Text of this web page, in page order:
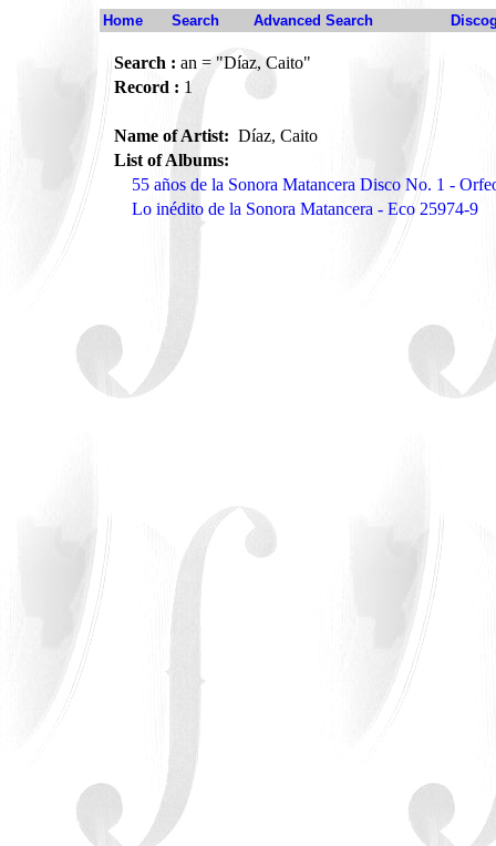
Home Search Advanced Search
Search : an = "Díaz, Caito"
Record : 1
Name of Artist: Díaz, Caito
List of Albums:
55 años de la Sonora Matancera Disco No. 1 -
Lo inédito de la Sonora Matancera - Eco 25974-9